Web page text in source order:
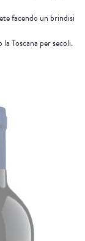
facendo un brindisi
Toscana per secoli.